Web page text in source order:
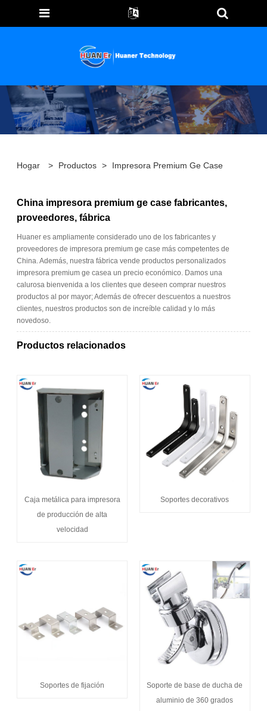
Hogar > Productos > Impresora Premium Ge Case
China impresora premium ge case fabricantes,
proveedores, fábrica
Huaner es ampliamente considerado uno de los fabricantes y
proveedores de impresora premium ge case más competentes de
China. Además, nuestra fábrica vende productos personalizados
impresora premium ge casea un precio económico. Damos una
calurosa bienvenida a los clientes que deseen comprar nuestros
productos al por mayor; Además de ofrecer descuentos a nuestros
clientes, nuestros productos son de increíble calidad y lo más
novedoso.
Productos relacionados
Caja metálica para impresora
de producción de alta
velocidad
Soportes decorativos
Soportes de fijación
Soporte de base de ducha de
aluminio de 360 ​​grados